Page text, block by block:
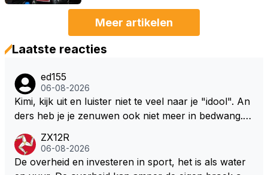
Meer artikelen
Laatste reacties
ed155
06-08-2026
Kimi, kijk uit en luister niet te veel naar je "idool". An
ders heb je je zenuwen ook niet meer in bedwang. Zi
Marquez/Jos ? Veel gezelliger
ZX12R
06-08-2026
De overheid en investeren in sport, het is als water